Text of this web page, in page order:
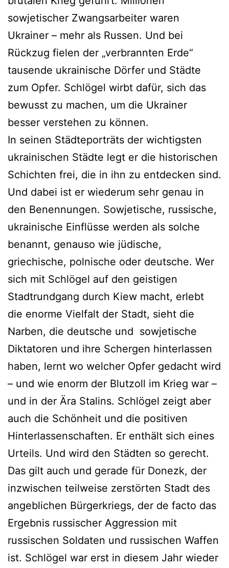
sowjetischer Zwangsarbeiter waren
Ukrainer – mehr als Russen. Und bei
Rückzug fielen der „verbrannten Erde“
tausende ukrainische Dörfer und Städte
zum Opfer. Schlögel wirbt dafür, sich das
bewusst zu machen, um die Ukrainer
besser verstehen zu können.
In seinen Städteporträts der wichtigsten
ukrainischen Städte legt er die historischen
Schichten frei, die in ihn zu entdecken sind.
Und dabei ist er wiederum sehr genau in
den Benennungen. Sowjetische, russische,
ukrainische Einflüsse werden als solche
benannt, genauso wie jüdische,
griechische, polnische oder deutsche. Wer
sich mit Schlögel auf den geistigen
Stadtrundgang durch Kiew macht, erlebt
die enorme Vielfalt der Stadt, sieht die
Narben, die deutsche und sowjetische
Diktatoren und ihre Schergen hinterlassen
haben, lernt wo welcher Opfer gedacht wird
– und wie enorm der Blutzoll im Krieg war –
und in der Ära Stalins. Schlögel zeigt aber
auch die Schönheit und die positiven
Hinterlassenschaften. Er enthält sich eines
Urteils. Und wird den Städten so gerecht.
Das gilt auch und gerade für Donezk, der
inzwischen teilweise zerstörten Stadt des
angeblichen Bürgerkriegs, der de facto das
Ergebnis russischer Aggression mit
russischen Soldaten und russischen Waffen
ist. Schlögel war erst in diesem Jahr wieder